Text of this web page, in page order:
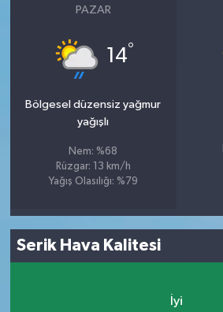
PAZAR
14°
Bölgesel düzensiz yağmur
yağışlı
Nem: %68
Rüzgar: 13 km/h
Yağış Olasılığı: %79
Serik Hava Kalitesi
İyi